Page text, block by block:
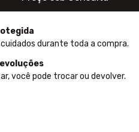
durante toda a compra.
você pode trocar ou devolver.